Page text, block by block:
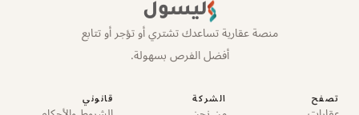
ليسول
منصة عقارية تساعدك تشتري أو تؤجر أو تتابع
أفضل الفرص بسهولة.
تصفح الشركة قانوني